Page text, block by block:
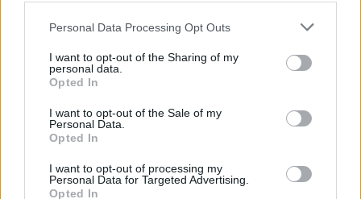
Please note that this website/app uses one or more Google
not limited to your visit or usage behaviour. You may click to
grant or deny consent to Google and its third-party tags to
use your data for below specified purposes in below Google
consent section.
Personal Data Processing Opt Outs
I want to opt-out of the Sharing of my
personal data.
Opted In
I want to opt-out of the Sale of my
Personal Data.
Opted In
I want to opt-out of processing my
Personal Data for Targeted Advertising.
Opted In
verdenscupdebuten i Falun i februar 2015, har
Tønseth gått 172 verdenscuprenn, deltatt i fire
VM og ett OL. Han står med to VM-gull og et OL-
gull i stafett, flere NM-medaljer og seks
verdenscupseire.
Korea i 2018.